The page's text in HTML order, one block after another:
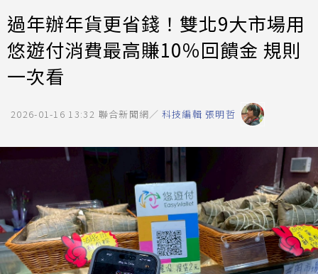
過年辦年貨更省錢！雙北9大市場用
悠遊付消費最高賺10％回饋金 規則
一次看
2026-01-16 13:32 聯合新聞網／ 科技編輯 張明哲